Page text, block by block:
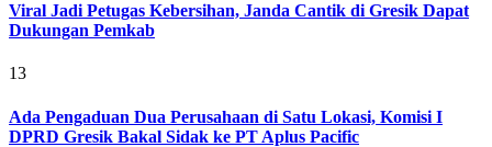
Viral Jadi Petugas Kebersihan, Janda Cantik di Gresik Dapat
Dukungan Pemkab
13
Ada Pengaduan Dua Perusahaan di Satu Lokasi, Komisi I
DPRD Gresik Bakal Sidak ke PT Aplus Pacific